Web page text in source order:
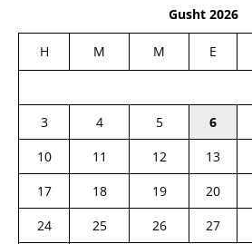
Gusht 2026
H M M E
3
4 5 6
10
11 12 13
17
18 19 20
24
25 26 27